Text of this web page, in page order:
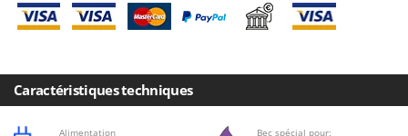
D
Découpeurs plasma
Bissell
BlackStone
Blue Bird
Bomet
Caractéristiques techniques
Alimentation Bec spécial pour: